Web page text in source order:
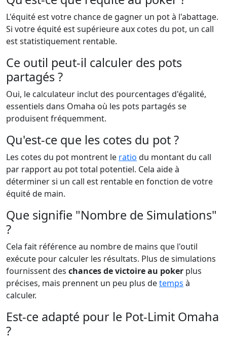
L'équité est votre chance de gagner un pot à l'abattage.
Si votre équité est supérieure aux cotes du pot, un call
est statistiquement rentable.
Ce outil peut-il calculer des pots
partagés ?
Oui, le calculateur inclut des pourcentages d'égalité,
essentiels dans Omaha où les pots partagés se
produisent fréquemment.
Qu'est-ce que les cotes du pot ?
Les cotes du pot montrent le ratio du montant du call
par rapport au pot total potentiel. Cela aide à
déterminer si un call est rentable en fonction de votre
équité de main.
Que signifie "Nombre de Simulations"
?
Cela fait référence au nombre de mains que l'outil
exécute pour calculer les résultats. Plus de simulations
fournissent des chances de victoire au poker plus
précises, mais prennent un peu plus detemps à
calculer.
Est-ce adapté pour le Pot-Limit Omaha
?